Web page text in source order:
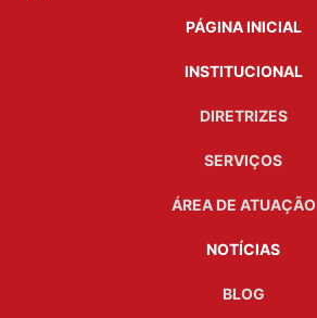
PÁGINA INICIAL
INSTITUCIONAL
DIRETRIZES
SERVIÇOS
ÁREA DE ATUAÇÃO
NOTÍCIAS
BLOG